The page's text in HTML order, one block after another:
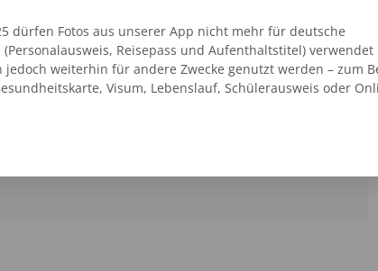
09401 - 5277495
dürfen Fotos aus unserer App nicht mehr für deutsche
Reisepass und Aufenthaltstitel) verwendet
jedoch weiterhin für andere Zwecke genutzt werden – zum
Visum, Lebenslauf, Schülerausweis oder